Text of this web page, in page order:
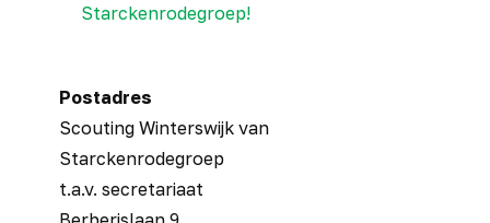
Starckenrodegroep!
Postadres
Scouting Winterswijk van
Starckenrodegroep
t.a.v. secretariaat